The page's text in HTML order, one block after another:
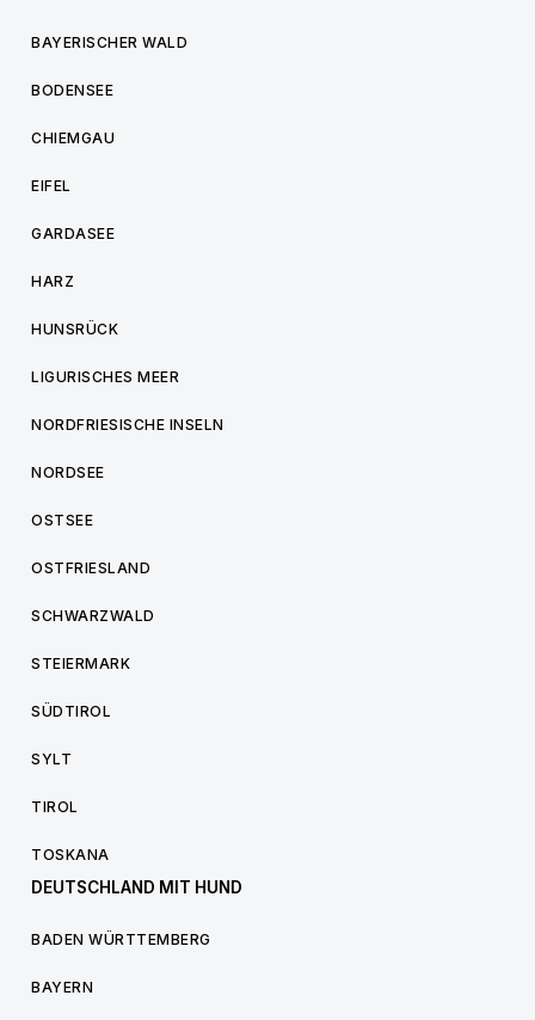
BAYERISCHER WALD
BODENSEE
CHIEMGAU
EIFEL
GARDASEE
HARZ
HUNSRÜCK
LIGURISCHES MEER
NORDFRIESISCHE INSELN
NORDSEE
OSTSEE
OSTFRIESLAND
SCHWARZWALD
STEIERMARK
SÜDTIROL
SYLT
TIROL
TOSKANA
DEUTSCHLAND MIT HUND
BADEN WÜRTTEMBERG
BAYERN